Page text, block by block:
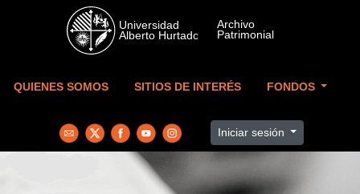
Skip to main content
QUIENES SOMOS SITIOS DE INTERÉS FONDOS
Iniciar sesión